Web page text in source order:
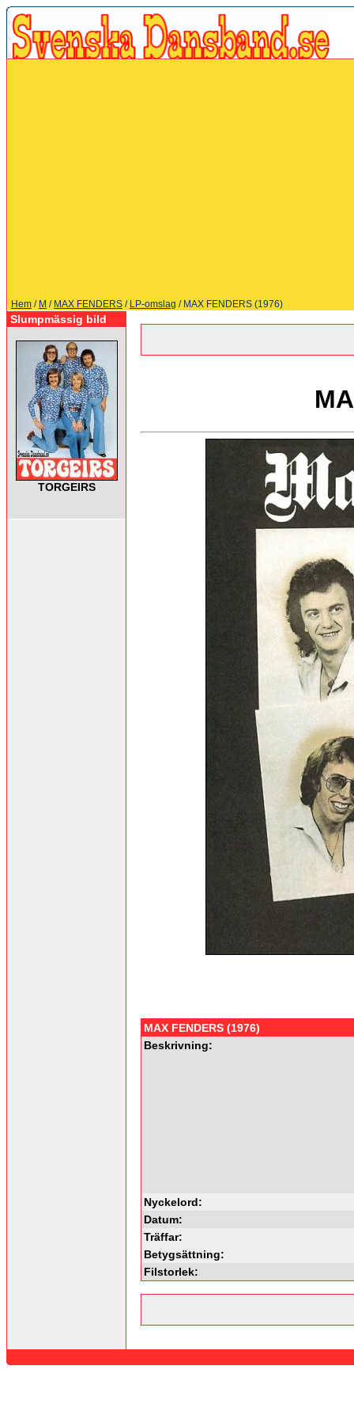
Hem / M / MAX FENDERS / LP-omslag / MAX FENDERS (1976)
Slumpmässig bild
TORGEIRS
MAX FENDERS (1976)
Beskrivning:
Nyckelord:
Datum:
Träffar:
Betygsättning:
Filstorlek: